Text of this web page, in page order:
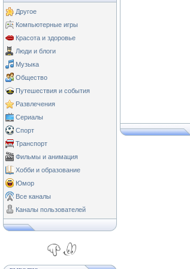
Другое
Компьютерные игры
Красота и здоровье
Люди и блоги
Музыка
Общество
Путешествия и события
Развлечения
Сериалы
Спорт
Транспорт
Фильмы и анимация
Хобби и образование
Юмор
Все каналы
Каналы пользователей